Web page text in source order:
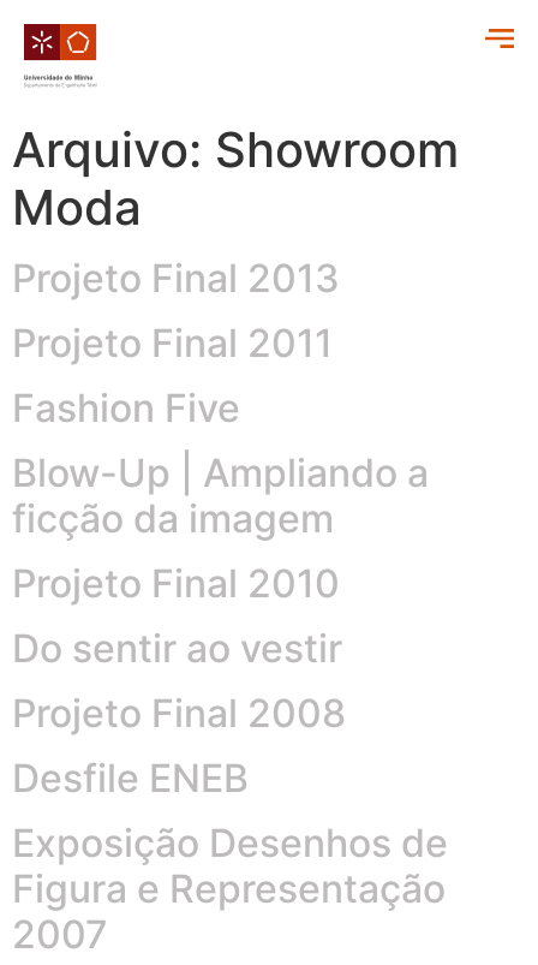
Arquivo: Showroom
Moda
Projeto Final 2013
Projeto Final 2011
Fashion Five
Blow-Up | Ampliando a
ficção da imagem
Projeto Final 2010
Do sentir ao vestir
Projeto Final 2008
Desfile ENEB
Exposição Desenhos de
Figura e Representação
2007